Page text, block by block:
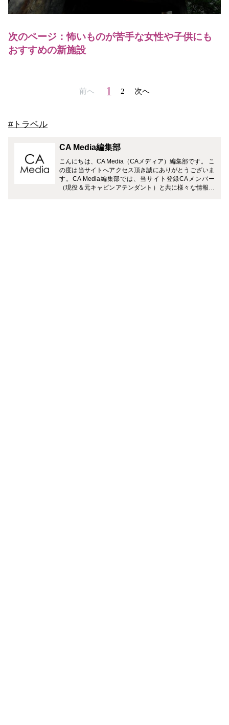
次のページ：怖いものが苦手な女性や子供にも
おすすめの新施設
前へ 1 2 次へ
#トラベル
CA Media編集部
こんにちは、CA Media（CAメディア）編集部です。 こ
の度は当サイトへアクセス頂き誠にありがとうございま
す。CA Media編集部では、当サイト登録CAメンバー
（現役＆元キャビンアテンダント）と共に様々な情報を